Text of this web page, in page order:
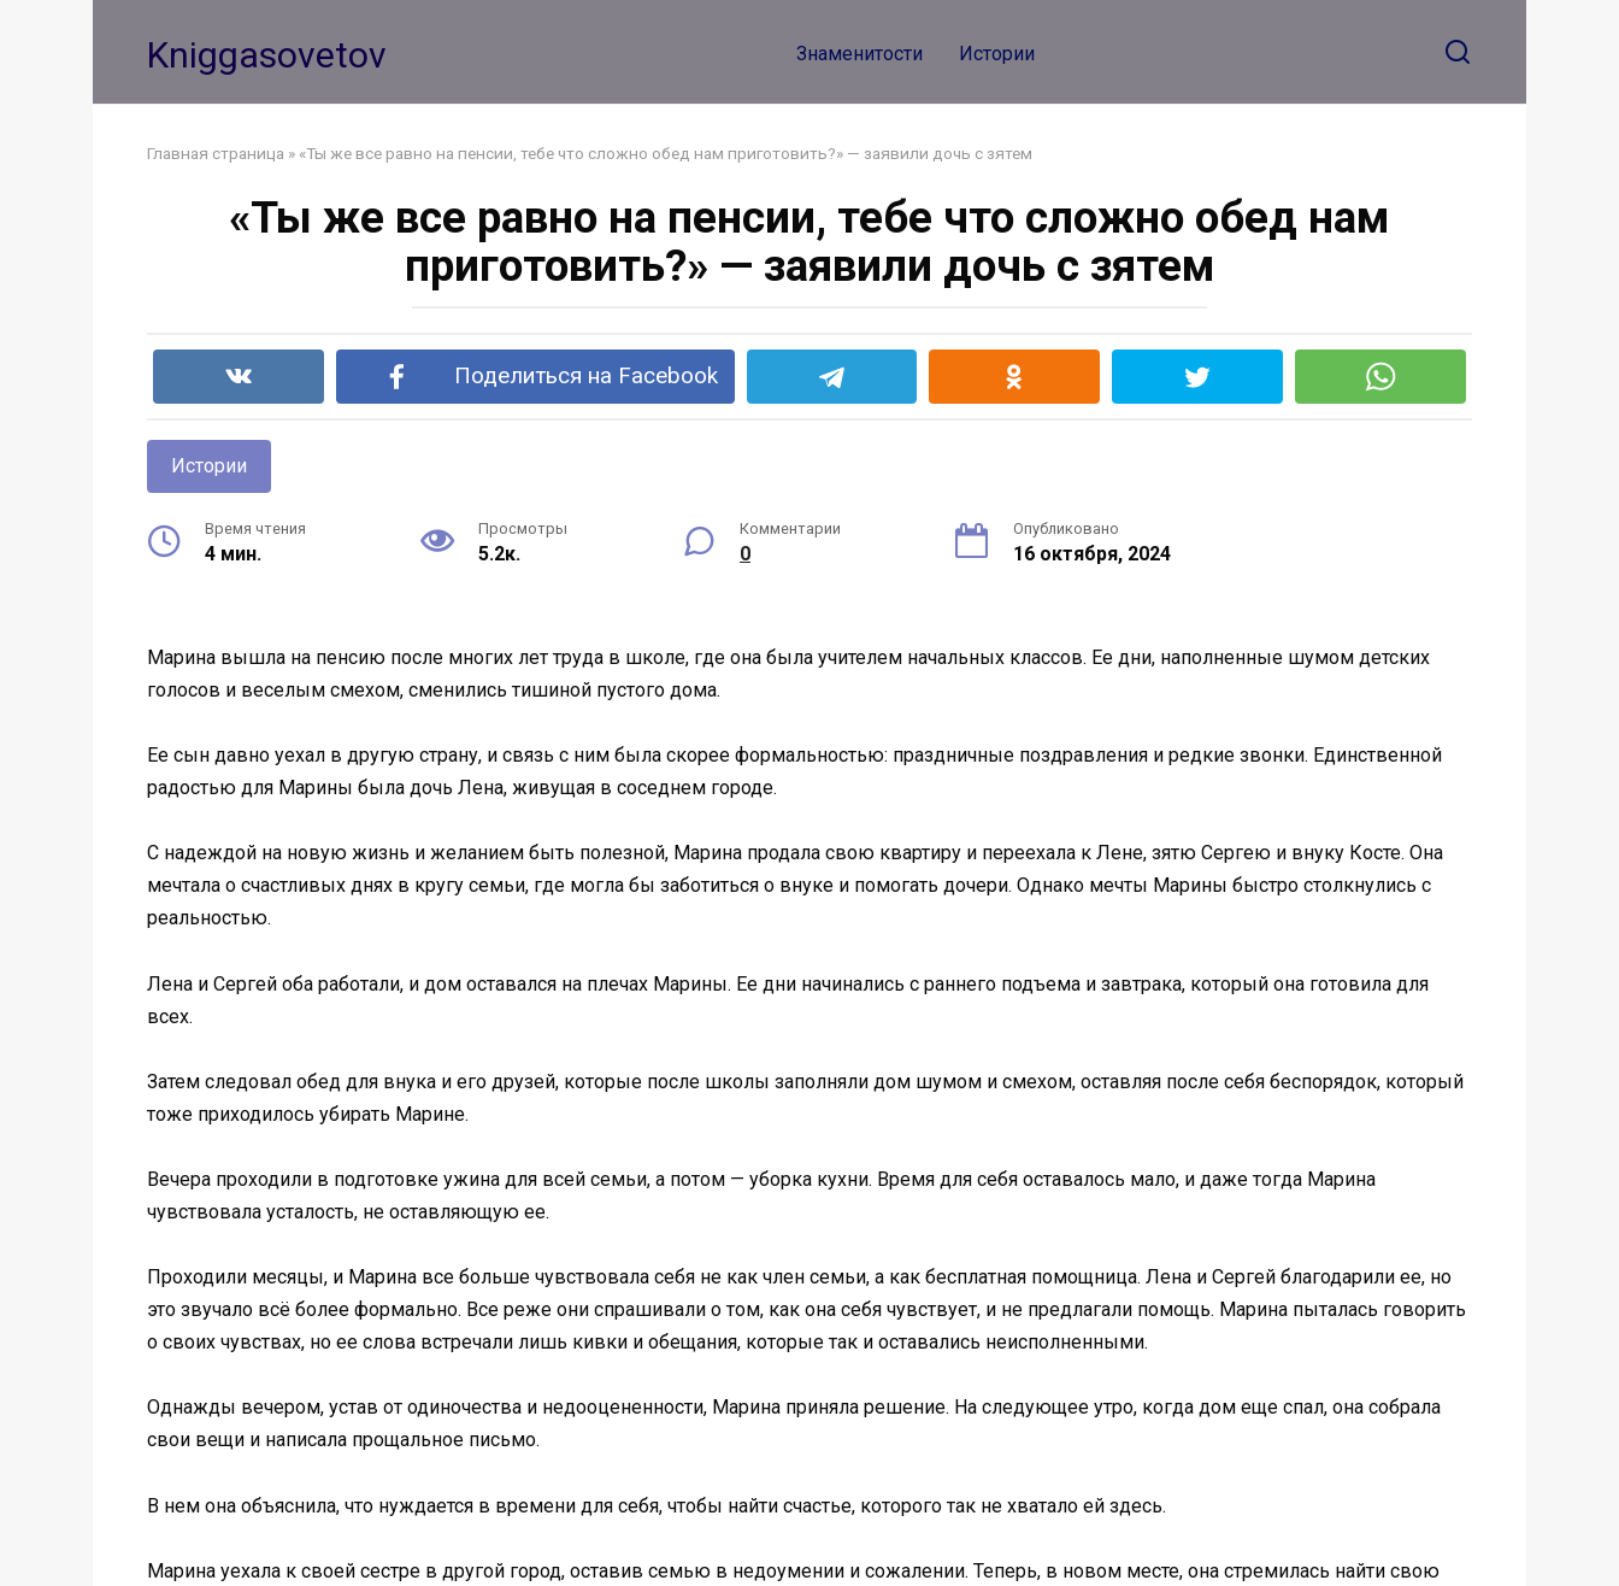
Kniggasovetov Знаменитости Истории
Главная страница » «Ты же все равно на пенсии, тебе что сложно обед нам приготовить?» — заявили дочь с зятем
«Ты же все равно на пенсии, тебе что сложно обед нам
приготовить?» — заявили дочь с зятем
Поделиться на Facebook
Истории
Время чтения
4 мин.
Просмотры
5.2к.
Комментарии
0
Опубликовано
16 октября, 2024
Марина вышла на пенсию после многих лет труда в школе, где она была учителем начальных классов. Ее дни, наполненные шумом детских
голосов и веселым смехом, сменились тишиной пустого дома.
Ее сын давно уехал в другую страну, и связь с ним была скорее формальностью: праздничные поздравления и редкие звонки. Единственной
радостью для Марины была дочь Лена, живущая в соседнем городе.
С надеждой на новую жизнь и желанием быть полезной, Марина продала свою квартиру и переехала к Лене, зятю Сергею и внуку Косте. Она
мечтала о счастливых днях в кругу семьи, где могла бы заботиться о внуке и помогать дочери. Однако мечты Марины быстро столкнулись с
реальностью.
Лена и Сергей оба работали, и дом оставался на плечах Марины. Ее дни начинались с раннего подъема и завтрака, который она готовила для
всех.
Затем следовал обед для внука и его друзей, которые после школы заполняли дом шумом и смехом, оставляя после себя беспорядок, который
тоже приходилось убирать Марине.
Вечера проходили в подготовке ужина для всей семьи, а потом — уборка кухни. Время для себя оставалось мало, и даже тогда Марина
чувствовала усталость, не оставляющую ее.
Проходили месяцы, и Марина все больше чувствовала себя не как член семьи, а как бесплатная помощница. Лена и Сергей благодарили ее, но
это звучало всё более формально. Все реже они спрашивали о том, как она себя чувствует, и не предлагали помощь. Марина пыталась говорить
о своих чувствах, но ее слова встречали лишь кивки и обещания, которые так и оставались неисполненными.
Однажды вечером, устав от одиночества и недооцененности, Марина приняла решение. На следующее утро, когда дом еще спал, она собрала
свои вещи и написала прощальное письмо.
В нем она объяснила, что нуждается в времени для себя, чтобы найти счастье, которого так не хватало ей здесь.
Марина уехала к своей сестре в другой город, оставив семью в недоумении и сожалении. Теперь, в новом месте, она стремилась найти свою